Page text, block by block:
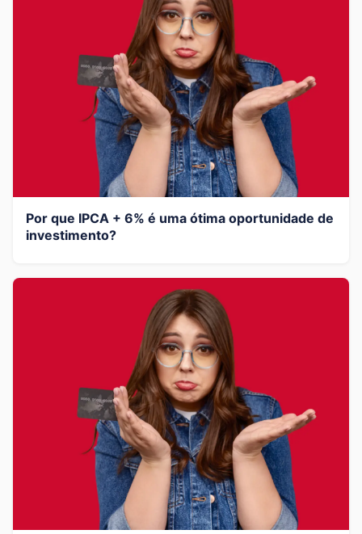
Por que IPCA + 6% é uma ótima oportunidade de
investimento?